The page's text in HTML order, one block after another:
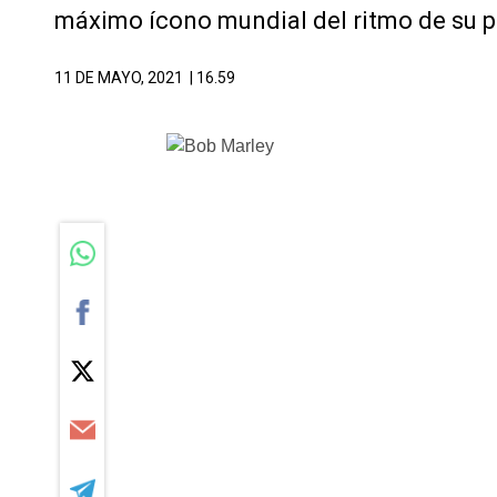
máximo ícono mundial del ritmo de su
11 DE MAYO, 2021 | 16.59